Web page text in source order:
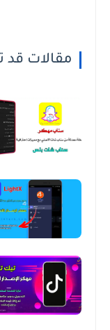
مقالات قد